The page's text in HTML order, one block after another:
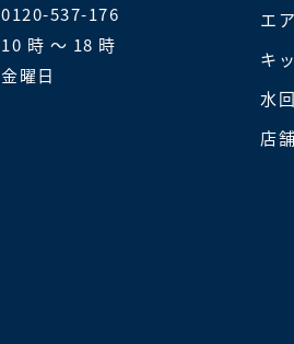
0120-537-176
10 時 ～ 18 時
金曜日
エ
キ
水
店